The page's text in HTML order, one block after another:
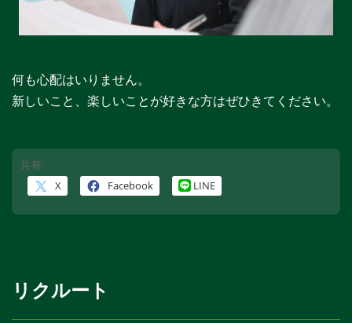
何も心配はいりません。
新しいこと、楽しいことが好きな方はぜひきてください。
共有:
X Facebook LINE
リクルート